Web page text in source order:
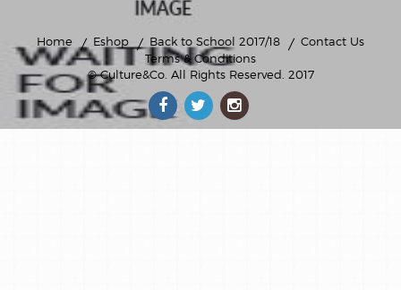
Home Eshop Back to School 2017/18
Contact Us
Terms & Conditions
© Culture&Co. All Rights Reserved. 2017